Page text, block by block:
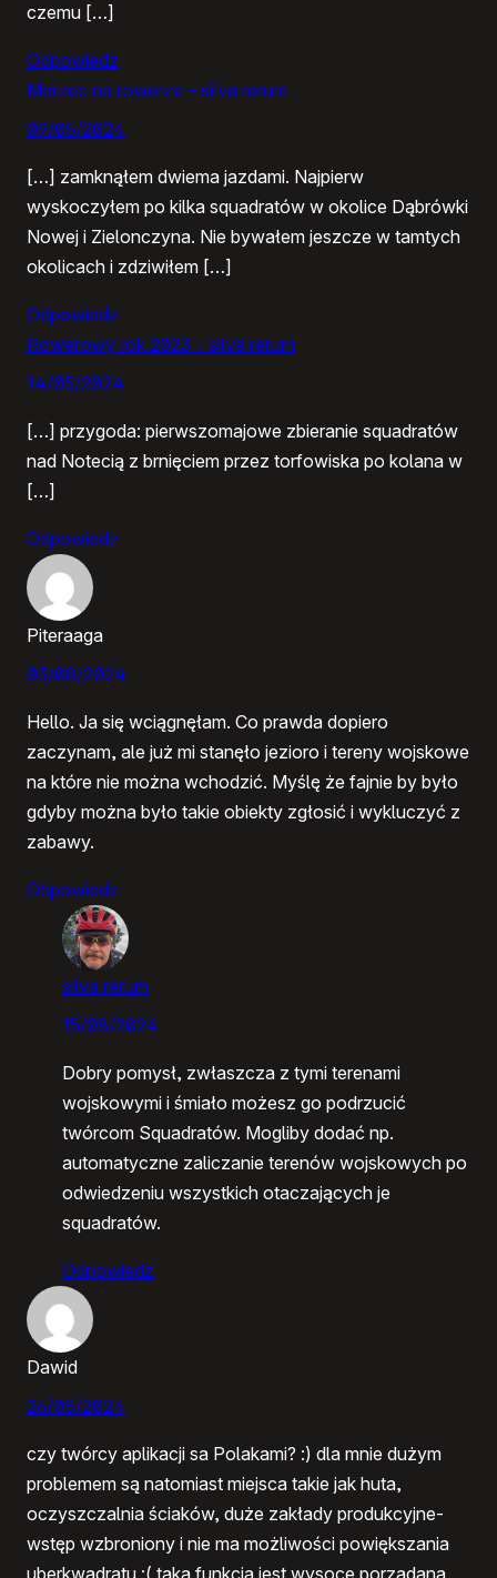
czemu […]
Odpowiedz
Marzec na rowerze – silva rerum
09/05/2024
[…] zamknąłem dwiema jazdami. Najpierw
wyskoczyłem po kilka squadratów w okolice Dąbrówki
Nowej i Zielonczyna. Nie bywałem jeszcze w tamtych
okolicach i zdziwiłem […]
Odpowiedz
Rowerowy rok 2023 – silva rerum
14/05/2024
[…] przygoda: pierwszomajowe zbieranie squadratów
nad Notecią z brnięciem przez torfowiska po kolana w
[…]
Odpowiedz
Piteraaga
03/08/2024
Hello. Ja się wciągnęłam. Co prawda dopiero
zaczynam, ale już mi stanęło jezioro i tereny wojskowe
na które nie można wchodzić. Myślę że fajnie by było
gdyby można było takie obiekty zgłosić i wykluczyć z
zabawy.
Odpowiedz
silva rerum
15/08/2024
Dobry pomysł, zwłaszcza z tymi terenami
wojskowymi i śmiało możesz go podrzucić
twórcom Squadratów. Mogliby dodać np.
automatyczne zaliczanie terenów wojskowych po
odwiedzeniu wszystkich otaczających je
squadratów.
Odpowiedz
Dawid
26/08/2024
czy twórcy aplikacji sa Polakami? :) dla mnie dużym
problemem są natomiast miejsca takie jak huta,
oczyszczalnia ściaków, duże zakłady produkcyjne-
wstęp wzbroniony i nie ma możliwości powiększania